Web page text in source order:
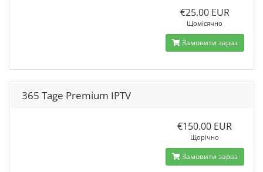
€25.00 EUR
Щомісячно
Замовити зараз
365 Tage Premium IPTV
€150.00 EUR
Щорічно
Замовити зараз